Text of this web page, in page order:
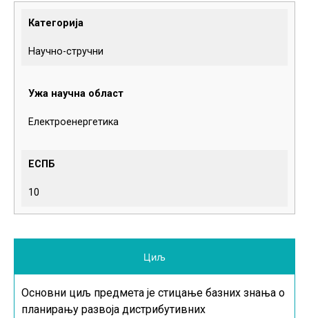
Категорија
Научно-стручни
Ужа научна област
Електроенергетика
ЕСПБ
10
Циљ
Основни циљ предмета је стицање базних знања о
планирању развоја дистрибутивних